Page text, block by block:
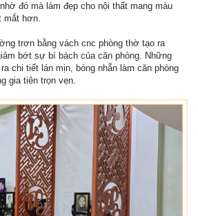
đó mà làm đẹp cho nội thất mang màu
mắt hơn.
trơn bằng vách cnc phòng thờ tạo ra
bớt sự bí bách của căn phòng. Những
chi tiết lán mịn, bóng nhẵn làm căn phòng
gia tiên trọn vẹn.